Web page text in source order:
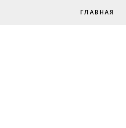
ГЛАВНАЯ